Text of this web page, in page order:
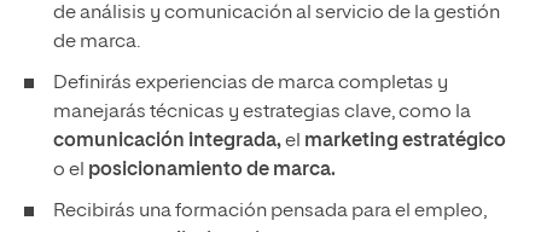
de análisis y comunicación al servicio de la gestión
de marca.
Definirás experiencias de marca completas y
manejarás técnicas y estrategias clave, como la
comunicación integrada,el marketing estratégico
o el posicionamiento de marca.
Recibirás una formación pensada para el empleo,